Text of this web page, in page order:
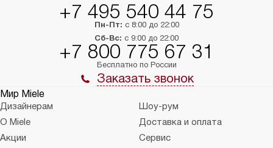
+7 495 540 44 75
Пн-Пт: с 8:00 до 22:00
Сб-Вс: с 9:00 до 22:00
+7 800 775 67 31
Бесплатно по России
Заказать звонок
Мир Miele
Дизайнерам
Шоу-рум
О Miele
Доставка и оплата
Акции
Сервис